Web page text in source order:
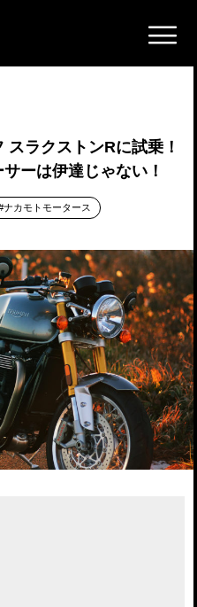
スラクストンRに試乗！
ーは伊達じゃない！
ナカモトモータース